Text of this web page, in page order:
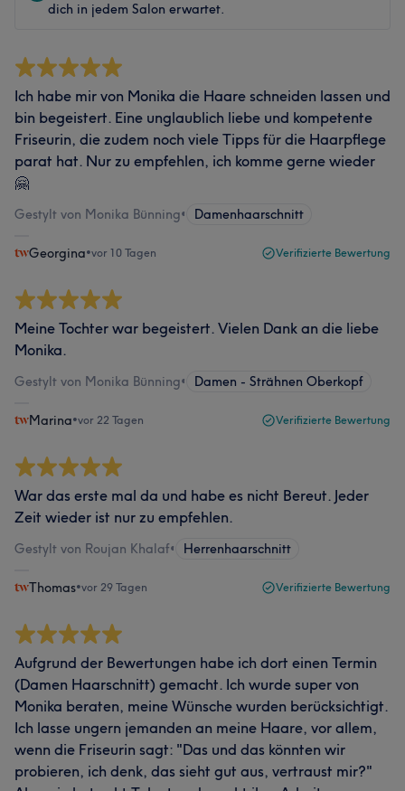
dich in jedem Salon erwartet.
Ich habe mir von Monika die Haare schneiden lassen und
bin begeistert. Eine unglaublich liebe und kompetente
Friseurin, die zudem noch viele Tipps für die Haarpflege
parat hat. Nur zu empfehlen, ich komme gerne wieder
🤗
Gestylt von Monika Bünning• Damenhaarschnitt
Georgina•vor 10 Tagen Verifizierte Bewertung
Meine Tochter war begeistert. Vielen Dank an die liebe
Monika.
Gestylt von Monika Bünning• Damen - Strähnen Oberkopf
Marina•vor 22 Tagen Verifizierte Bewertung
War das erste mal da und habe es nicht Bereut. Jeder
Zeit wieder ist nur zu empfehlen.
Gestylt von Roujan Khalaf• Herrenhaarschnitt
Thomas•vor 29 Tagen Verifizierte Bewertung
Aufgrund der Bewertungen habe ich dort einen Termin
(Damen Haarschnitt) gemacht. Ich wurde super von
Monika beraten, meine Wünsche wurden berücksichtigt.
Ich lasse ungern jemanden an meine Haare, vor allem,
wenn die Friseurin sagt: "Das und das könnten wir
probieren, ich denk, das sieht gut aus, vertraust mir?"